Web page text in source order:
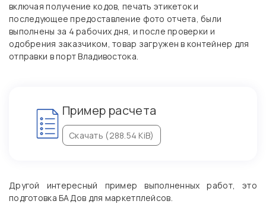
включая получение кодов, печать этикеток и
последующее предоставление фото отчета, были
выполнены за 4 рабочих дня, и после проверки и
одобрения заказчиком, товар загружен в контейнер для
отправки в порт Владивостока.
Пример расчета
Скачать (288.54 KiB)
Другой интересный пример выполненных работ, это
подготовка БАДов для маркетплейсов.